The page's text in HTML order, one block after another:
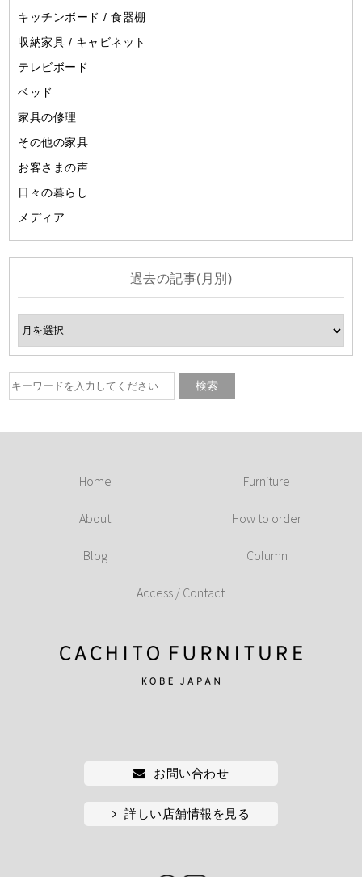
キッチンボード / 食器棚
収納家具 / キャビネット
テレビボード
ベッド
家具の修理
その他の家具
お客さまの声
日々の暮らし
メディア
過去の記事(月別)
Home Furniture
About How to order
Blog Column
Access / Contact
お問い合わせ
詳しい店舗情報を見る